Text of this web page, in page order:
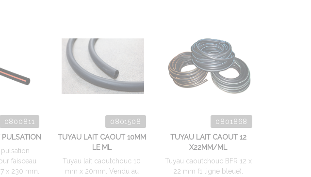
0800811
faisceau
x 230 mm.
0801508
TUYAU LAIT CAOUT 10MM
LE ML
Tuyau lait caoutchouc 10
mm x 20mm. Vendu au
0801868
TUYAU LAIT CAOUT 12
X22MM/ML
Tuyau caoutchouc BFR 12 x
22 mm (1 ligne bleue).